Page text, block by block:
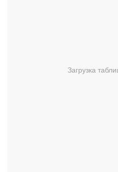
Загрузка